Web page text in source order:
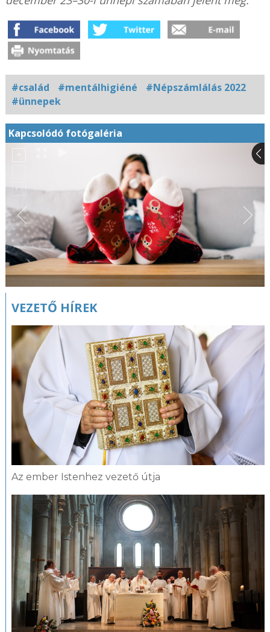
#család #mentálhigiéné
#Népszámlálás 2022
#ünnepek
Kapcsolódó fotógaléria
VEZETŐ HÍREK
Az ember Istenhez vezető útja